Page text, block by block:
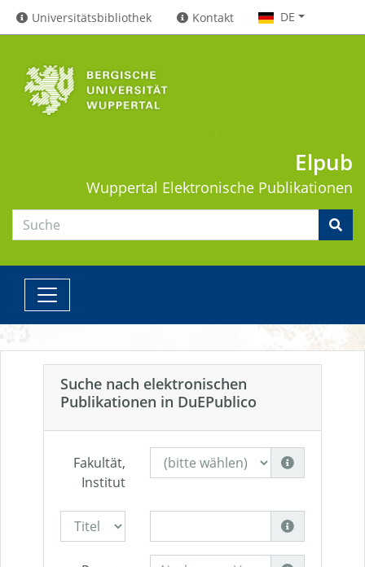
Universitätsbibliothek Kontakt DE
Elpub
Wuppertal Elektronische Publikationen
Suche nach elektronischen
Publikationen in DuEPublico
Fakultät,
Institut